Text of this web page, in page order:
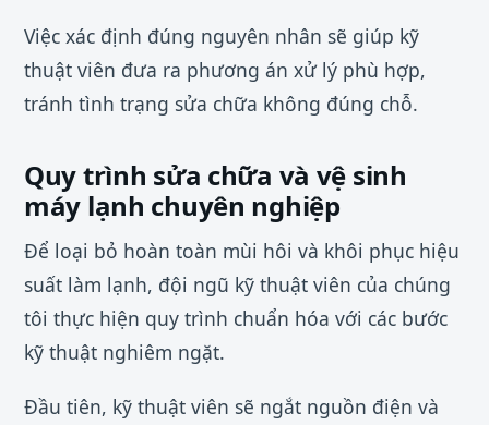
Việc xác định đúng nguyên nhân sẽ giúp kỹ
thuật viên đưa ra phương án xử lý phù hợp,
tránh tình trạng sửa chữa không đúng chỗ.
Quy trình sửa chữa và vệ sinh
máy lạnh chuyên nghiệp
Để loại bỏ hoàn toàn mùi hôi và khôi phục hiệu
suất làm lạnh, đội ngũ kỹ thuật viên của chúng
tôi thực hiện quy trình chuẩn hóa với các bước
kỹ thuật nghiêm ngặt.
Đầu tiên, kỹ thuật viên sẽ ngắt nguồn điện và